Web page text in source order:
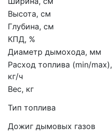
Высота, см
Глубина, см
КПД, %
Диаметр дымохода, мм
Расход топлива (min/max),
кг/ч
Вес, кг
Тип топлива
Дожиг дымовых газов